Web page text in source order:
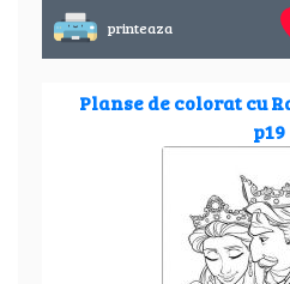
printeaza
Planse de colorat cu
p19